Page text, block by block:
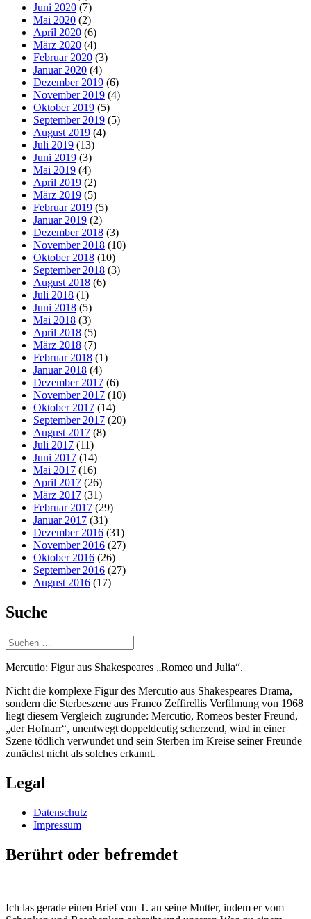
Juni 2020 (7)
Mai 2020 (2)
April 2020 (6)
März 2020 (4)
Februar 2020 (3)
Januar 2020 (4)
Dezember 2019 (6)
November 2019 (4)
Oktober 2019 (5)
September 2019 (5)
August 2019 (4)
Juli 2019 (13)
Juni 2019 (3)
Mai 2019 (4)
April 2019 (2)
März 2019 (5)
Februar 2019 (5)
Januar 2019 (2)
Dezember 2018 (3)
November 2018 (10)
Oktober 2018 (10)
September 2018 (3)
August 2018 (6)
Juli 2018 (1)
Juni 2018 (5)
Mai 2018 (3)
April 2018 (5)
März 2018 (7)
Februar 2018 (1)
Januar 2018 (4)
Dezember 2017 (6)
November 2017 (10)
Oktober 2017 (14)
September 2017 (20)
August 2017 (8)
Juli 2017 (11)
Juni 2017 (14)
Mai 2017 (16)
April 2017 (26)
März 2017 (31)
Februar 2017 (29)
Januar 2017 (31)
Dezember 2016 (31)
November 2016 (27)
Oktober 2016 (26)
September 2016 (27)
August 2016 (17)
Suche
Suchen
nach:
Mercutio: Figur aus Shakespeares „Romeo und Julia“.
Nicht die komplexe Figur des Mercutio aus Shakespeares Drama,
sondern die Sterbeszene aus Franco Zeffirellis Verfilmung von 1968
liegt diesem Vergleich zugrunde: Mercutio, Romeos bester Freund,
„der Hofnarr“, unentwegt doppeldeutig scherzend, wird in einer
Szene tödlich verwundet und sein Sterben im Kreise seiner Freunde
zunächst nicht als solches erkannt.
Legal
Datenschutz
Impressum
Berührt oder befremdet
Ich las gerade einen Brief von T. an seine Mutter, indem er vom